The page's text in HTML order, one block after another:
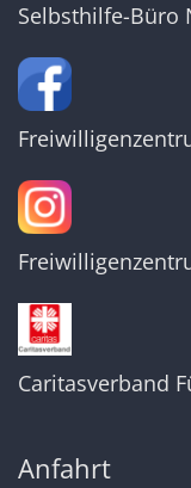
Selbsthilfe-Büro
Caritasverband
Anfahrt